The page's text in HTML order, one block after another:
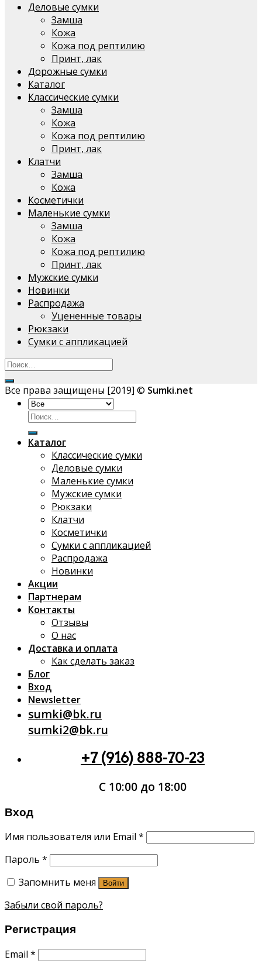
Деловые сумки
Замша
Кожа
Кожа под рептилию
Принт, лак
Дорожные сумки
Каталог
Классические сумки
Замша
Кожа
Кожа под рептилию
Принт, лак
Клатчи
Замша
Кожа
Косметички
Маленькие сумки
Замша
Кожа
Кожа под рептилию
Принт, лак
Мужские сумки
Новинки
Распродажа
Уцененные товары
Рюкзаки
Сумки с аппликацией
Все права защищены [2019] © Sumki.net
Искать:
Каталог
Классические сумки
Деловые сумки
Маленькие сумки
Мужские сумки
Рюкзаки
Клатчи
Косметички
Сумки с аппликацией
Распродажа
Новинки
Акции
Партнерам
Контакты
Отзывы
О нас
Доставка и оплата
Как сделать заказ
Блог
Вход
Newsletter
sumki@bk.ru
sumki2@bk.ru
+7 (916) 888-70-23
С 10:00 до 18:00
Вход
Имя пользователя или Email *
Пароль *
Запомнить меня
Войти
Забыли свой пароль?
Регистрация
Email *